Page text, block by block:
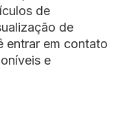
de
de
entrar em contato
e